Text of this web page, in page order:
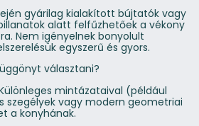
gyárilag kialakított bújtatók vagy
alatt felfűzhetőek a vékony
Nem igényelnek bonyolult
egyszerű és gyors.
választani?
mintázataival (például
szegélyek vagy modern geometriai
a konyhának.